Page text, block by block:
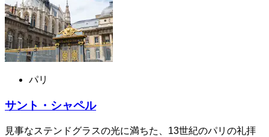
パリ
サント・シャペル
見事なステンドグラスの光に満ちた、13世紀のパリの礼拝